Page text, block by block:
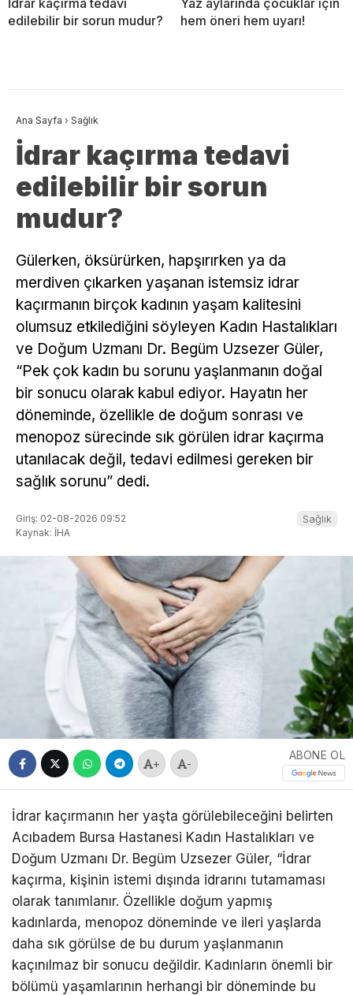
edilebilir bir sorun mudur?
hem öneri hem uyarı!
Ana Sayfa › Sağlık
İdrar kaçırma tedavi
edilebilir bir sorun
mudur?
Gülerken, öksürürken, hapşırırken ya da
merdiven çıkarken yaşanan istemsiz idrar
kaçırmanın birçok kadının yaşam kalitesini
olumsuz etkilediğini söyleyen Kadın Hastalıkları
ve Doğum Uzmanı Dr. Begüm Uzsezer Güler,
“Pek çok kadın bu sorunu yaşlanmanın doğal
bir sonucu olarak kabul ediyor. Hayatın her
döneminde, özellikle de doğum sonrası ve
menopoz sürecinde sık görülen idrar kaçırma
utanılacak değil, tedavi edilmesi gereken bir
sağlık sorunu” dedi.
Giriş: 02-08-2026 09:52
Kaynak: İHA
Sağlık
+ -
ABONE OL
İdrar kaçırmanın her yaşta görülebileceğini belirten
Acıbadem Bursa Hastanesi Kadın Hastalıkları ve
Doğum Uzmanı Dr. Begüm Uzsezer Güler, “İdrar
kaçırma, kişinin istemi dışında idrarını tutamaması
olarak tanımlanır. Özellikle doğum yapmış
kadınlarda, menopoz döneminde ve ileri yaşlarda
daha sık görülse de bu durum yaşlanmanın
kaçınılmaz bir sonucu değildir. Kadınların önemli bir
bölümü yaşamlarının herhangi bir döneminde bu